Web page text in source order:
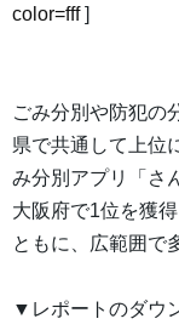
color=fff]
ごみ分別や防犯の
県で共通して上位
み分別アプリ「さ
大阪府で1位を獲
ともに、広範囲で
▼レポートのダウ